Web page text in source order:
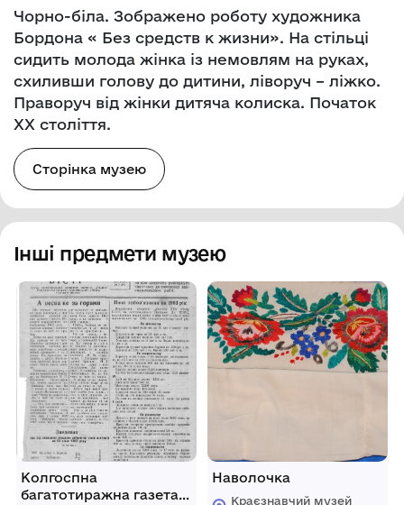
Чорно-біла. Зображено роботу художника
Бордона « Без средств к жизни». На стільці
сидить молода жінка із немовлям на руках,
схиливши голову до дитини, ліворуч – ліжко.
Праворуч від жінки дитяча колиска. Початок
ХХ століття.
Сторінка музею
Інші предмети музею
Колгоспна
багатотиражна газета
Наволочка
Краєзнавчий музей